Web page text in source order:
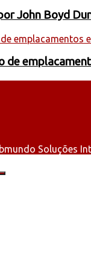
John Boyd
de
Soluções